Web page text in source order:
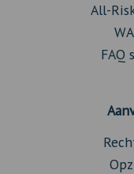
All-
FAQ